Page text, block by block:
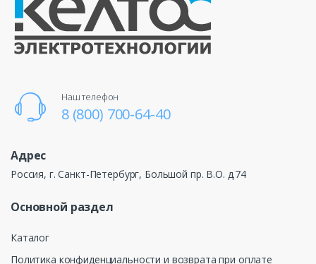
Наш телефон
8 (800) 700-64-40
Адрес
Россия, г. Санкт-Петербург, Большой пр. В.О. д.74
Основной раздел
Каталог
Политика конфиденциальности и возврата при оплате